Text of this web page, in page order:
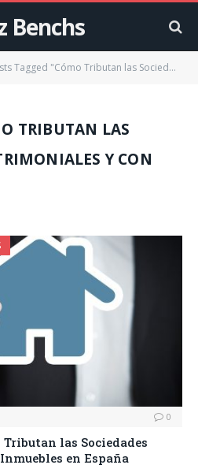
Benchs
Tagged "Cómo Tributan las Sociedades Patrimoniales y con Inmuebles"
TRIBUTAN LAS
Y CON
0
Tributan las Sociedades
en España